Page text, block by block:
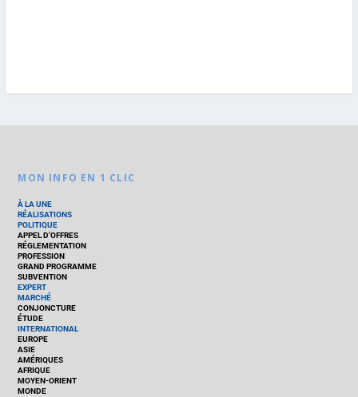
MON INFO EN 1 CLIC
À LA UNE
RÉALISATIONS
POLITIQUE
APPEL D’OFFRES
RÉGLEMENTATION
PROFESSION
GRAND PROGRAMME
SUBVENTION
EXPERT
MARCHÉ
CONJONCTURE
ÉTUDE
INTERNATIONAL
EUROPE
ASIE
AMÉRIQUES
AFRIQUE
MOYEN-ORIENT
MONDE